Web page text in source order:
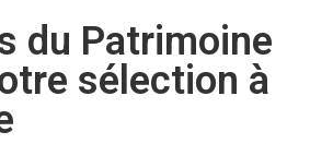
du Patrimoine
sélection à